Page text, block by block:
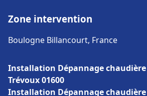
Zone intervention
Boulogne Billancourt, France
Installation Dépannage
Trévoux 01600
Installation Dépannage chaudière